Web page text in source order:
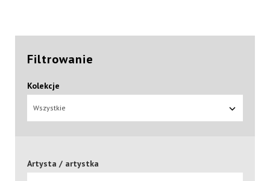
Filtrowanie
Kolekcje
Wszystkie
Artysta / artystka